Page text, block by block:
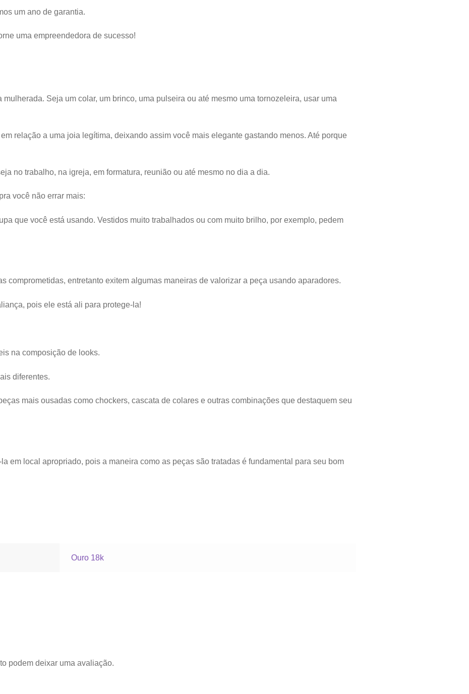
um ano de garantia.
uma empreendedora de sucesso!
Seja um colar, um brinco, uma pulseira ou até mesmo uma tornozeleira, usar uma
relação a uma joia legítima, deixando assim você mais elegante gastando menos. Até porque
no trabalho, na igreja, em formatura, reunião ou até mesmo no dia a dia.
você não errar mais:
que você está usando. Vestidos muito trabalhados ou com muito brilho, por exemplo, pedem
comprometidas, entretanto exitem algumas maneiras de valorizar a peça usando aparadores.
pois ele está ali para protege-la!
na composição de looks.
diferentes.
mais ousadas como chockers, cascata de colares e outras combinações que destaquem seu
em local apropriado, pois a maneira como as peças são tratadas é fundamental para seu bom
Ouro 18k
podem deixar uma avaliação.